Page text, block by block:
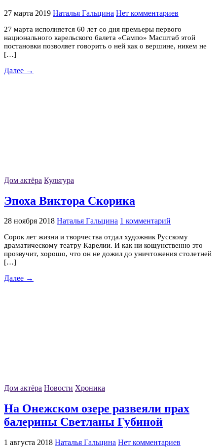
27 марта 2019 Наталья Гальцина Нет комментариев
27 марта исполняется 60 лет со дня премьеры первого
национального карельского балета «Сампо» Масштаб этой
постановки позволяет говорить о ней как о вершине, никем не
[…]
Далее →
Дом актёра Культура
Эпоха Виктора Скорика
28 ноября 2018 Наталья Гальцина 1 комментарий
Сорок лет жизни и творчества отдал художник Русскому
драматическому театру Карелии. И как ни кощунственно это
прозвучит, хорошо, что он не дожил до уничтожения столетней
[…]
Далее →
Дом актёра Новости Хроника
На Онежском озере развеяли прах
балерины Светланы Губиной
1 августа 2018 Наталья Гальцина Нет комментариев